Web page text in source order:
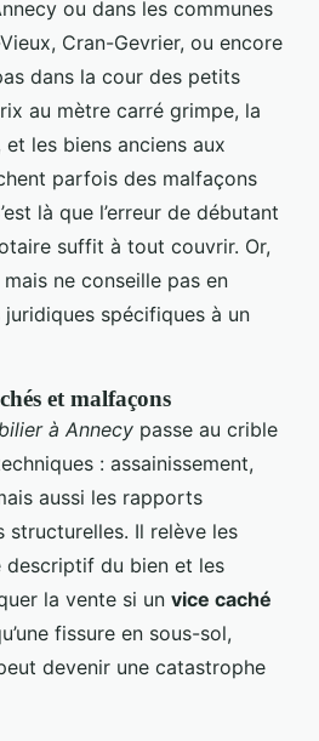
ou dans les communes
Cran-Gevrier, ou encore
dans la cour des petits
au mètre carré grimpe, la
les biens anciens aux
parfois des malfaçons
là que l’erreur de débutant
suffit à tout couvrir. Or,
ne conseille pas en
spécifiques à un
et malfaçons
à Annecy passe au crible
: assainissement,
aussi les rapports
structurelles. Il relève les
descriptif du bien et les
la vente si un vice caché
fissure en sous-sol,
devenir une catastrophe